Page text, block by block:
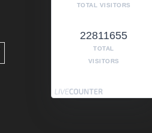
TOTAL VISITORS
22811655
TOTAL
VISITORS